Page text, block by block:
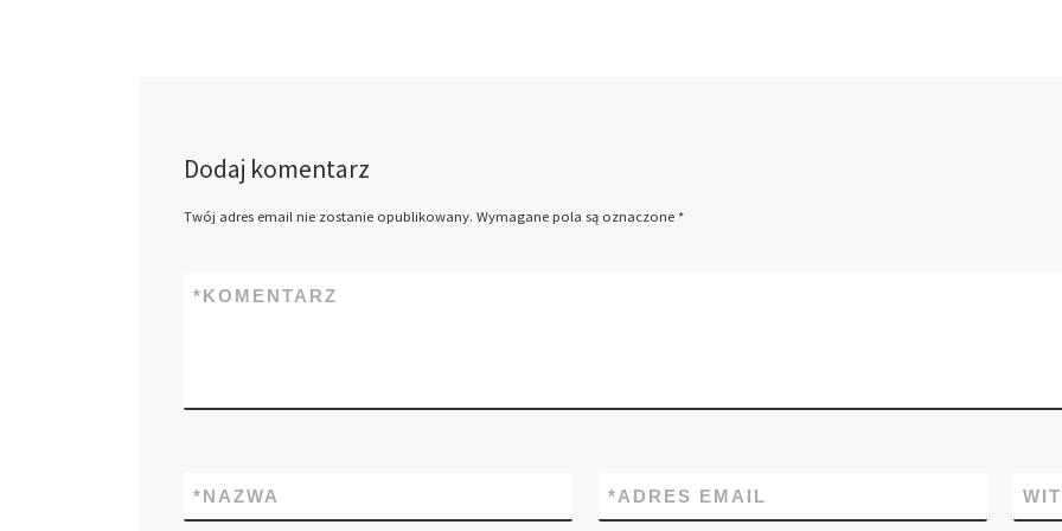
Dodaj komentarz
Twój adres email nie zostanie opublikowany. Wymagane pola są oznaczone *
KOMENTARZ
*
NAZWA
* ADRES EMAIL
*